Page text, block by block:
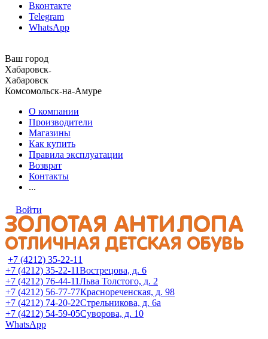
Вконтакте
Telegram
WhatsApp
Ваш город
Хабаровск
Хабаровск
Комсомольск-на-Амуре
О компании
Производители
Магазины
Как купить
Правила эксплуатации
Возврат
Контакты
...
Войти
+7 (4212) 35-22-11
+7 (4212) 35-22-11Вострецова, д. 6
+7 (4212) 76-44-11Льва Толстого, д. 2
+7 (4212) 56-77-77Краснореченская, д. 98
+7 (4212) 74-20-22Стрельникова, д. 6а
+7 (4212) 54-59-05Суворова, д. 10
WhatsApp